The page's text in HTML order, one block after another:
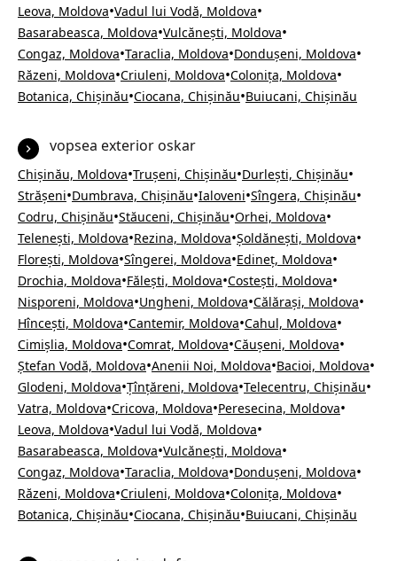
Leova, Moldova•Vadul lui Vodă, Moldova•
Basarabeasca, Moldova•Vulcănești, Moldova•
Congaz, Moldova•Taraclia, Moldova•Dondușeni, Moldova•
Răzeni, Moldova•Criuleni, Moldova•Colonița, Moldova•
Botanica, Chișinău•Ciocana, Chișinău•Buiucani, Chișinău
vopsea exterior oskar
Chișinău, Moldova•Trușeni, Chișinău•Durlești, Chișinău•
Strășeni•Dumbrava, Chișinău•Ialoveni•Sîngera, Chișinău•
Codru, Chișinău•Stăuceni, Chișinău•Orhei, Moldova•
Telenești, Moldova•Rezina, Moldova•Șoldănești, Moldova•
Florești, Moldova•Sîngerei, Moldova•Edineț, Moldova•
Drochia, Moldova•Fălești, Moldova•Costești, Moldova•
Nisporeni, Moldova•Ungheni, Moldova•Călărași, Moldova•
Hîncești, Moldova•Cantemir, Moldova•Cahul, Moldova•
Cimișlia, Moldova•Comrat, Moldova•Căușeni, Moldova•
Ștefan Vodă, Moldova•Anenii Noi, Moldova•Bacioi, Moldova•
Glodeni, Moldova•Țînțăreni, Moldova•Telecentru, Chișinău•
Vatra, Moldova•Cricova, Moldova•Peresecina, Moldova•
Leova, Moldova•Vadul lui Vodă, Moldova•
Basarabeasca, Moldova•Vulcănești, Moldova•
Congaz, Moldova•Taraclia, Moldova•Dondușeni, Moldova•
Răzeni, Moldova•Criuleni, Moldova•Colonița, Moldova•
Botanica, Chișinău•Ciocana, Chișinău•Buiucani, Chișinău